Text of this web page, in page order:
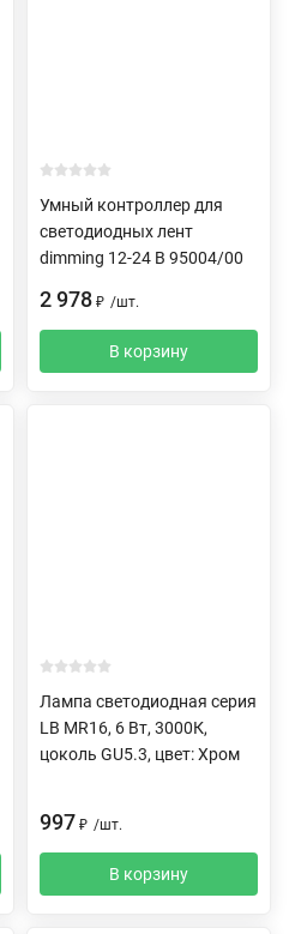
Умный контроллер для
светодиодных лент
dimming 12-24 В 95004/00
2 978 ₽ /шт.
В корзину
Лампа светодиодная серия
LB MR16, 6 Вт, 3000К,
цоколь GU5.3, цвет: Хром
997 ₽ /шт.
В корзину